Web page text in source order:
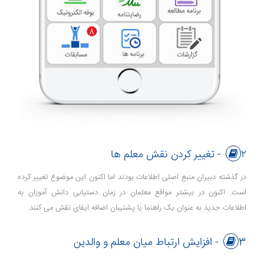
۲- تغییر کردن نقش معلم ها
در گذشته دبیران منبع اصلی اطلاعات بودند اما اکنون این موضوع تغییر کرده
است. اکنون در بیشتر مواقع معلمان در زمان دستیابی دانش آموزان به
اطلاعات جدید به عنوان یک راهنما یا پشتیبان اضافه ایفای نقش می کنند.
3- افزایش ارتباط میان معلم و والدین